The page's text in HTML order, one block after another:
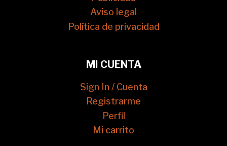
Aviso legal
Política de privacidad
MI CUENTA
Sign In / Cuenta
Registrarme
Perfil
Mi carrito